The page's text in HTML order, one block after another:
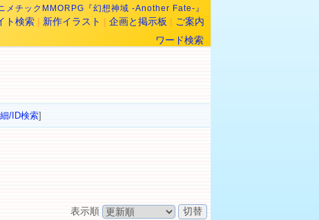
メチックMMORPG『幻想神域 -Another Fate-』
ト検索 | 新作イラスト | 企画と掲示板 | ご案内
ワード検索
/ID検索]
表示順